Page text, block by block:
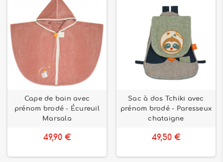
Cape de bain avec
prénom brodé - Écureuil
Marsala
49,90 €
Sac à dos Tchiki avec
prénom brodé - Paresseux
chataigne
49,50 €